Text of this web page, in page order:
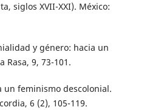
siglos XVII-XXI). México:
y género: hacia un
Rasa, 9, 73-101.
un feminismo descolonial.
6 (2), 105-119.